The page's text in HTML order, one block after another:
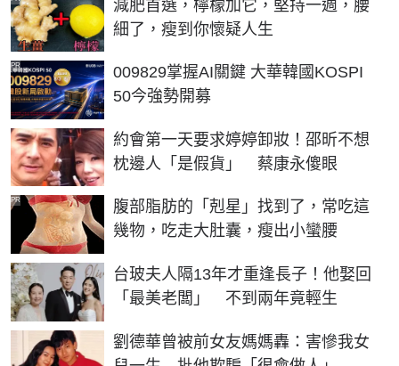
減肥首選，檸檬加它，堅持一週，腰
細了，瘦到你懷疑人生
009829掌握AI關鍵 大華韓國KOSPI
50今強勢開募
PR
約會第一天要求婷婷卸妝！邵昕不想
枕邊人「是假貨」 蔡康永傻眼
腹部脂肪的「剋星」找到了，常吃這
幾物，吃走大肚囊，瘦出小蠻腰
PR
台玻夫人隔13年才重逢長子！他娶回
「最美老闆」 不到兩年竟輕生
劉德華曾被前女友媽媽轟：害慘我女